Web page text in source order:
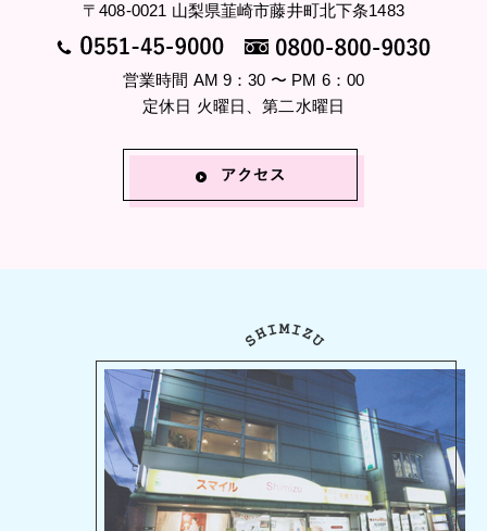
〒408-0021 山梨県韮崎市藤井町北下条1483
営業時間 AM 9：30 〜 PM 6：00
定休日 火曜日、第二水曜日